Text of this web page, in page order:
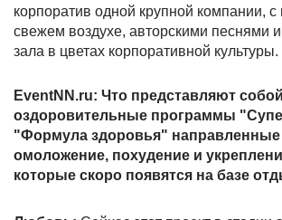
корпоратив одной крупной компании, с
свежем воздухе, авторскими песнями
зала в цветах корпоративной культуры.
EventNN.ru: Что представляют собой
оздоровительные программы
"Формула здоровья" направленные
омоложение, похудение и
которые скоро появятся на базе